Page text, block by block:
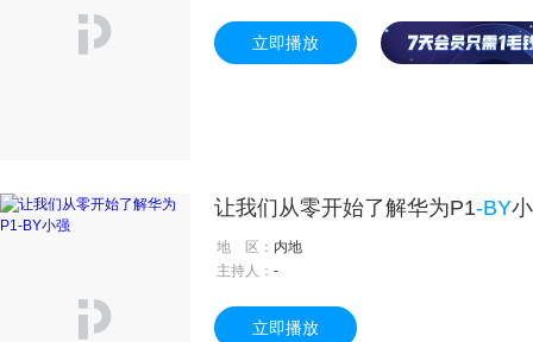
立即播放
让我们从零开始了解华为P1-BY
地 区： 内地
主持人： -
立即播放